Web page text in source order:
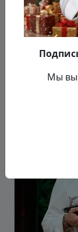
всего
несовмес...
Мы